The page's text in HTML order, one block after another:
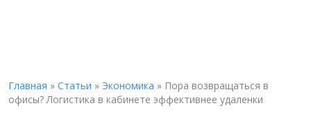
Главная » Статьи » Экономика » Пора возвращаться в
офисы? Логистика в кабинете эффективнее удаленки